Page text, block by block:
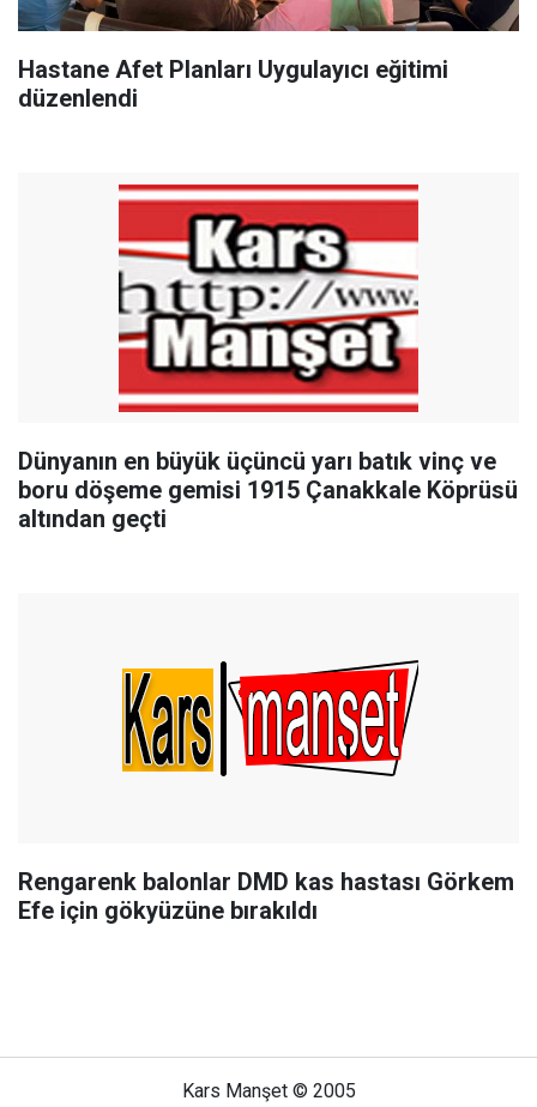
Hastane Afet Planları Uygulayıcı eğitimi
düzenlendi
Dünyanın en büyük üçüncü yarı batık vinç ve
boru döşeme gemisi 1915 Çanakkale Köprüsü
altından geçti
Rengarenk balonlar DMD kas hastası Görkem
Efe için gökyüzüne bırakıldı
Kars Manşet © 2005